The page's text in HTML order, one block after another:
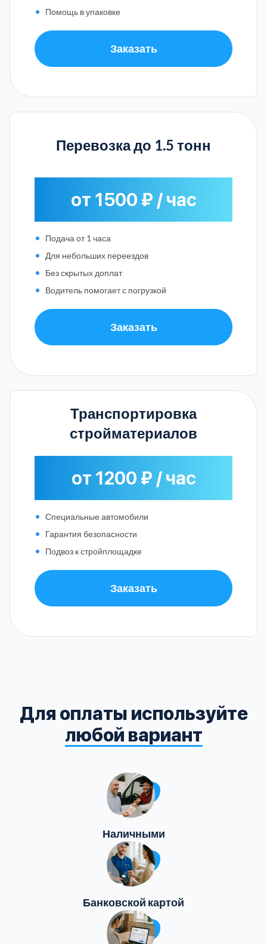
Помощь в упаковке
Заказать
Перевозка до 1.5 тонн
от 1500 ₽ / час
Подача от 1 часа
Для небольших переездов
Без скрытых доплат
Водитель помогает с погрузкой
Заказать
Транспортировка
стройматериалов
от 1200 ₽ / час
Специальные автомобили
Гарантия безопасности
Подвоз к стройплощадке
Заказать
Для оплаты используйте
любой вариант
Наличными
Банковской картой